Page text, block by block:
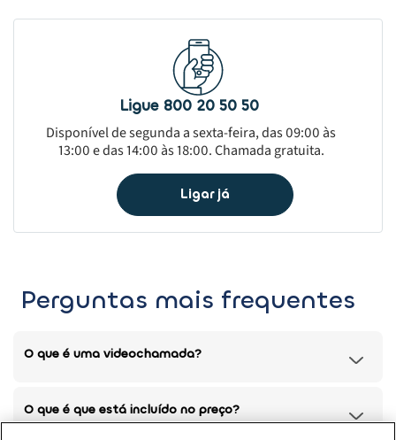
Ligue 800 20 50 50
Disponível de segunda a sexta-feira, das 09:00 às
13:00 e das 14:00 às 18:00. Chamada gratuita.
Ligar já
Perguntas mais frequentes
O que é uma videochamada?
O que é que está incluído no preço?